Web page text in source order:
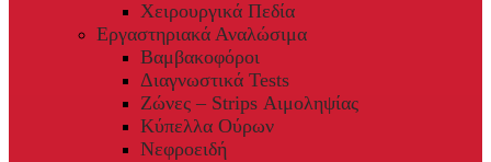
Χειρουργικά Πεδία
Εργαστηριακά Αναλώσιμα
Βαμβακοφόροι
Διαγνωστικά Tests
Ζώνες – Strips Αιμοληψίας
Κύπελλα Ούρων
Νεφροειδή